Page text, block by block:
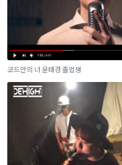
코드안의 너 윤태경 졸업생